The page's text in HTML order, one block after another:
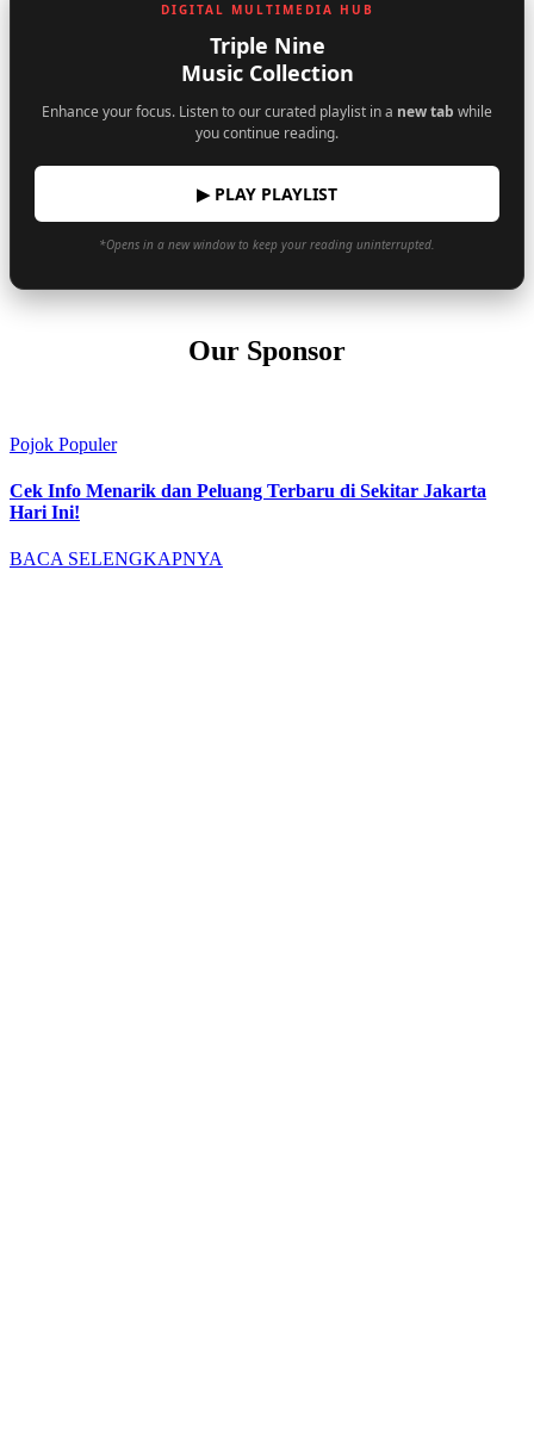
DIGITAL MULTIMEDIA HUB
Triple Nine
Music Collection
Enhance your focus. Listen to our curated playlist in a new tab while
you continue reading.
▶ PLAY PLAYLIST
*Opens in a new window to keep your reading uninterrupted.
Our Sponsor
Pojok Populer
Cek Info Menarik dan Peluang Terbaru di Sekitar Jakarta
Hari Ini!
BACA SELENGKAPNYA